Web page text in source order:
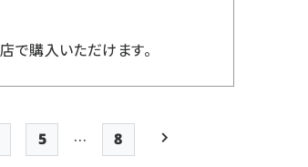
で購入いただけます。
Page
5 …
最終ページ
8